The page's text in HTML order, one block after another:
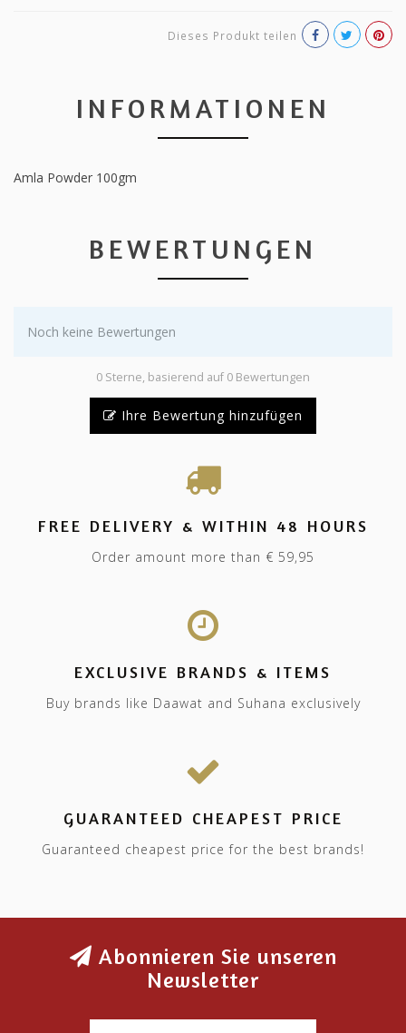
Dieses Produkt teilen
INFORMATIONEN
Amla Powder 100gm
BEWERTUNGEN
Noch keine Bewertungen
0 Sterne, basierend auf 0 Bewertungen
Ihre Bewertung hinzufügen
FREE DELIVERY & WITHIN 48 HOURS
Order amount more than € 59,95
EXCLUSIVE BRANDS & ITEMS
Buy brands like Daawat and Suhana exclusively
GUARANTEED CHEAPEST PRICE
Guaranteed cheapest price for the best brands!
Abonnieren Sie unseren
Newsletter